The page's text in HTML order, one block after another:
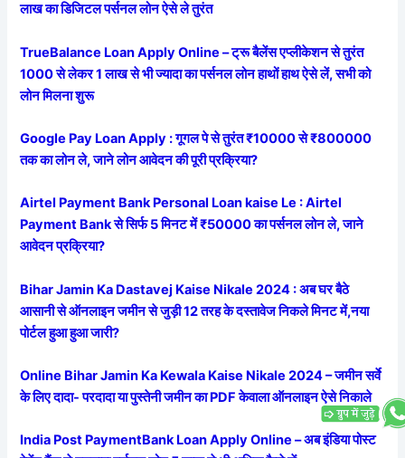
लाख का डिजिटल पर्सनल लोन ऐसे ले तुरंत
TrueBalance Loan Apply Online – ट्रू बैलेंस एप्लीकेशन से तुरंत
1000 से लेकर 1 लाख से भी ज्यादा का पर्सनल लोन हाथों हाथ ऐसे लें, सभी को
लोन मिलना शुरू
Google Pay Loan Apply : गूगल पे से तुरंत ₹10000 से ₹800000
तक का लोन ले, जाने लोन आवेदन की पूरी प्रक्रिया?
Airtel Payment Bank Personal Loan kaise Le : Airtel
Payment Bank से सिर्फ 5 मिनट में ₹50000 का पर्सनल लोन ले, जाने
आवेदन प्रक्रिया?
Bihar Jamin Ka Dastavej Kaise Nikale 2024 : अब घर बैठे
आसानी से ऑनलाइन जमीन से जुड़ी 12 तरह के दस्तावेज निकले मिनट में,नया
पोर्टल हुआ हुआ जारी?
Online Bihar Jamin Ka Kewala Kaise Nikale 2024 – जमीन सर्वे
के लिए दादा- परदादा या पुस्तेनी जमीन का PDF केवाला ऑनलाइन ऐसे निकाले
India Post PaymentBank Loan Apply Online – अब इंडिया पोस्ट